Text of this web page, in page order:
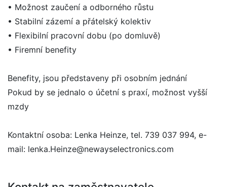
• Možnost zaučení a odborného růstu
• Stabilní zázemí a přátelský kolektiv
• Flexibilní pracovní dobu (po domluvě)
• Firemní benefity
Benefity, jsou představeny při osobním jednání
Pokud by se jednalo o účetní s praxí, možnost vyšší
mzdy
Kontaktní osoba: Lenka Heinze, tel. 739 037 994, e-
mail: lenka.Heinze@newayselectronics.com